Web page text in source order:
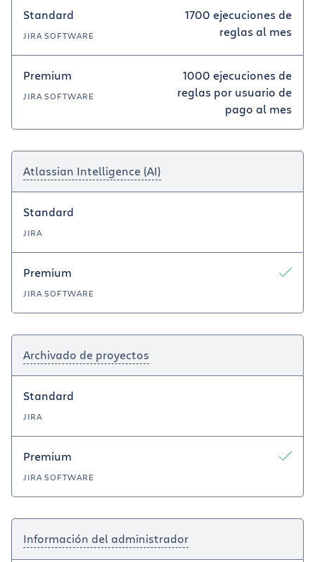
Standard
JIRA SOFTWARE
1700 ejecuciones de
reglas al mes
Premium
JIRA SOFTWARE
1000 ejecuciones de
reglas por usuario de
pago al mes
Atlassian Intelligence (AI)
Standard
JIRA
Premium
JIRA SOFTWARE
Archivado de proyectos
Standard
JIRA
Premium
JIRA SOFTWARE
Información del administrador